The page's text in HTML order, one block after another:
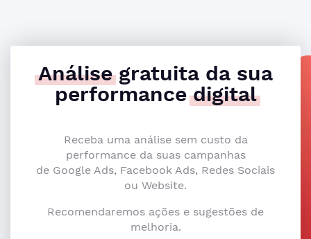
Análisegratuita da sua
performancedigital
Receba uma análise sem custo da
performance da suas campanhas
de Google Ads, Facebook Ads, Redes Sociais
ou Website.
Recomendaremos ações e sugestões de
melhoria.